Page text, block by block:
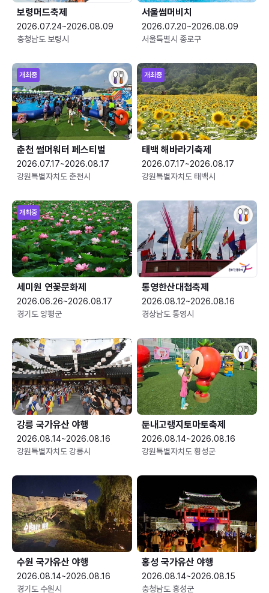
보령머드축제
2026.07.24~2026.08.09
충청남도 보령시
서울썸머비치
2026.07.20~2026.08.09
서울특별시 종로구
개최중
춘천 썸머워터 페스티벌
2026.07.17~2026.08.17
강원특별자치도 춘천시
개최중
태백 해바라기축제
2026.07.17~2026.08.17
강원특별자치도 태백시
개최중
세미원 연꽃문화제
2026.06.26~2026.08.17
경기도 양평군
통영한산대첩축제
2026.08.12~2026.08.16
경상남도 통영시
강릉 국가유산 야행
2026.08.14~2026.08.16
강원특별자치도 강릉시
둔내고랭지토마토축제
2026.08.14~2026.08.16
강원특별자치도 횡성군
수원 국가유산 야행
2026.08.14~2026.08.16
경기도 수원시
홍성 국가유산 야행
2026.08.14~2026.08.15
충청남도 홍성군